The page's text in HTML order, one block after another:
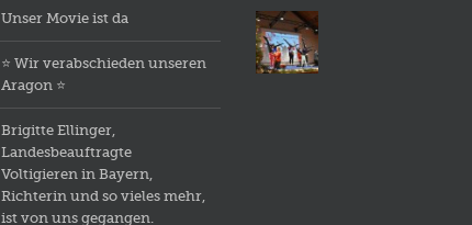
Unser Movie ist da
⭐️ Wir verabschieden unseren
Aragon ⭐️
Brigitte Ellinger,
Landesbeauftragte
Voltigieren in Bayern,
Richterin und so vieles mehr,
ist von uns gegangen.